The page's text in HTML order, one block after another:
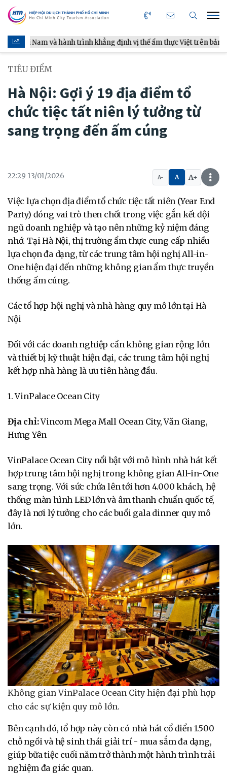
trình khẳng định vị thế ẩm thực Việt trên bản đồ thế giới
TIÊU ĐIỂM
Hà Nội: Gợi ý 19 địa điểm tổ
chức tiệc tất niên lý tưởng từ
sang trọng đến ấm cúng
22:29 13/01/2026 A- A A+
Việc lựa chọn địa điểm tổ chức tiệc tất niên (Year End
Party) đóng vai trò then chốt trong việc gắn kết đội
ngũ doanh nghiệp và tạo nên những kỷ niệm đáng
nhớ. Tại Hà Nội, thị trường ẩm thực cung cấp nhiều
lựa chọn đa dạng, từ các trung tâm hội nghị All-in-
One hiện đại đến những không gian ẩm thực truyền
thống ấm cúng.
Các tổ hợp hội nghị và nhà hàng quy mô lớn tại Hà
Nội
Đối với các doanh nghiệp cần không gian rộng lớn
và thiết bị kỹ thuật hiện đại, các trung tâm hội nghị
kết hợp nhà hàng là ưu tiên hàng đầu.
1. VinPalace Ocean City
Địa chỉ:Vincom Mega Mall Ocean City, Văn Giang,
Hưng Yên
VinPalace Ocean City nổi bật với mô hình nhà hát kết
hợp trung tâm hội nghị trong không gian All-in-One
sang trọng. Với sức chứa lên tới hơn 4.000 khách, hệ
thống màn hình LED lớn và âm thanh chuẩn quốc tế,
đây là nơi lý tưởng cho các buổi gala dinner quy mô
lớn.
Không gian VinPalace Ocean City hiện đại phù hợp
cho các sự kiện quy mô lớn.
Bên cạnh đó, tổ hợp này còn có nhà hát cổ điển 1.500
chỗ ngồi và hệ sinh thái giải trí - mua sắm đa dạng,
giúp bữa tiệc cuối năm trở thành một hành trình trải
nghiệm đa giác quan.